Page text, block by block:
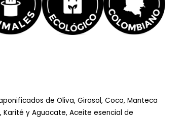
de Oliva, Girasol, Coco, Manteca
Karité y Aguacate, Aceite esencial de